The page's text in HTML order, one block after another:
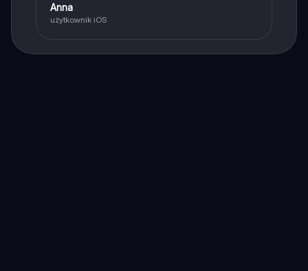
Anna
użytkownik iOS